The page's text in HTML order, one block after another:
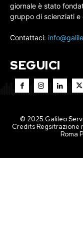
giornale è stato
gruppo di scienziati e
Contattaci:
SEGUICI
© 2025 Galileo
Credits Regsitrazione
Roma